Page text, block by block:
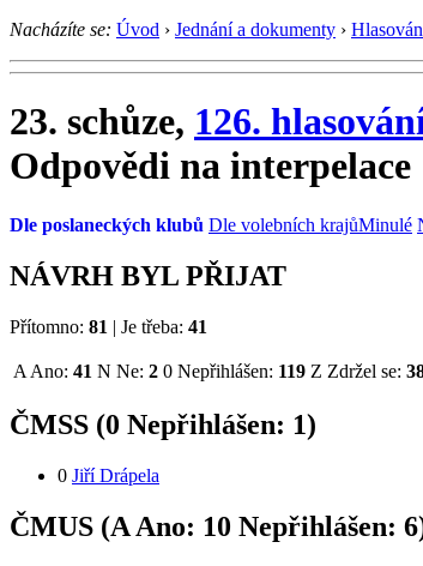
Nacházíte se: Úvod › Jednání a dokumenty ›
23. schůze, 126.
Odpovědi na interpelace
Dle poslaneckých klubů Dle volebních krajůMinulé
NÁVRH BYL PŘIJAT
Přítomno: 81 | Je třeba: 41
A Ano: 41 N Ne: 2 0 Nepřihlášen: 119 Z Zdržel se:
ČMSS (0 Nepřihlášen: 1)
0 Jiří Drápela
ČMUS (AAno: 10 Nepřihlášen: 6